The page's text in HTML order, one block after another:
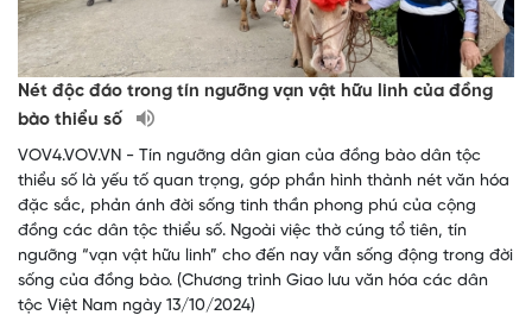
Nét độc đáo trong tín ngưỡng vạn vật hữu linh của đồng
bào thiểu số
VOV4.VOV.VN - Tín ngưỡng dân gian của đồng bào dân tộc
thiểu số là yếu tố quan trọng, góp phần hình thành nét văn hóa
đặc sắc, phản ánh đời sống tinh thần phong phú của cộng
đồng các dân tộc thiểu số. Ngoài việc thờ cúng tổ tiên, tín
ngưỡng “vạn vật hữu linh” cho đến nay vẫn sống động trong đời
sống của đồng bào. (Chương trình Giao lưu văn hóa các dân
tộc Việt Nam ngày 13/10/2024)